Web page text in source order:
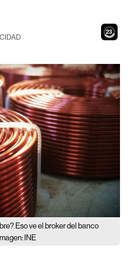
21
Eso ve el broker del banco
INE